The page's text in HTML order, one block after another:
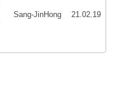
Sang-JinHong 21.02.19